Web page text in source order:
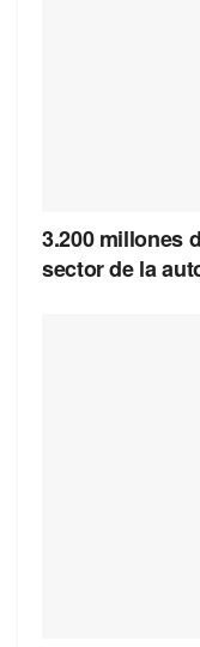
3.200 millones
sector de la